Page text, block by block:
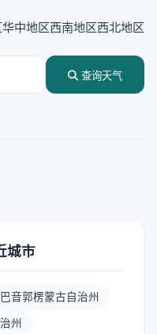
华中地区西南地区西北地区
查询天气
城市
巴音郭楞蒙古自治州
州